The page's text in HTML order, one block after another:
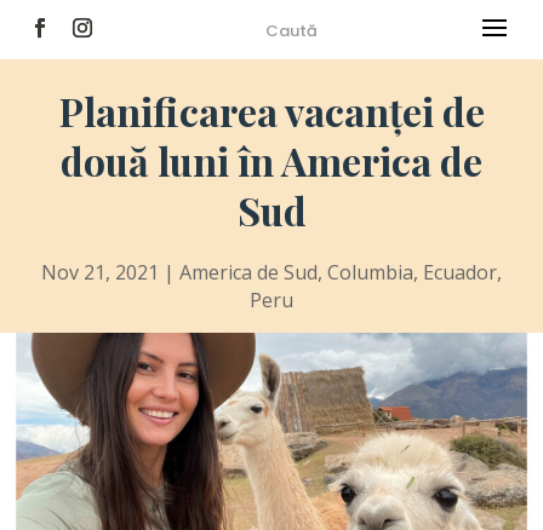
Planificarea vacanței de
două luni în America de
Sud
Nov 21, 2021 | America de Sud, Columbia, Ecuador,
Peru